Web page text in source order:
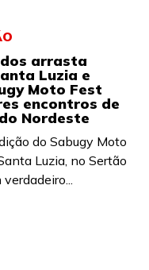
arrasta
Luzia e
Moto Fest
encontros de
Nordeste
do Sabugy Moto
Luzia, no Sertão